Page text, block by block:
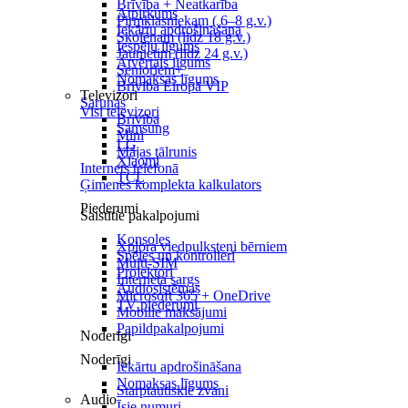
Brīvība + Neatkarība
Pirmklasniekam ( 6–8 g.v.)
Skolēnam (līdz 18 g.v.)
Jaunietim (līdz 24 g.v.)
Senioriem+
Brīvība Eiropā VIP
Sarunas
Brīvība
Mini
Mājas tālrunis
Internets telefonā
Ģimenes komplekta kalkulators
Saistītie pakalpojumi
Xplora viedpulksteņi bērniem
Multi-SIM
Interneta sargs
Microsoft 365 + OneDrive
Mobilie maksājumi
Papildpakalpojumi
Noderīgi
Starptautiskie zvani
Atpirkums
Iekārtu apdrošināšana
Iespēju līgums
Atvērtais līgums
Nomaksas līgums
Televizori
Visi televizori
Samsung
LG
Xiaomi
TCL
Piederumi
Konsoles
Spēles un kontrolieri
Projektori
Audiosistēmas
TV piederumi
Noderīgi
Iekārtu apdrošināšana
Nomaksas līgums
Audio